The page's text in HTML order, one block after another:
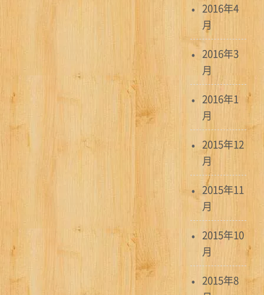
2016年4
月
2016年3
月
2016年1
月
2015年12
月
2015年11
月
2015年10
月
2015年8